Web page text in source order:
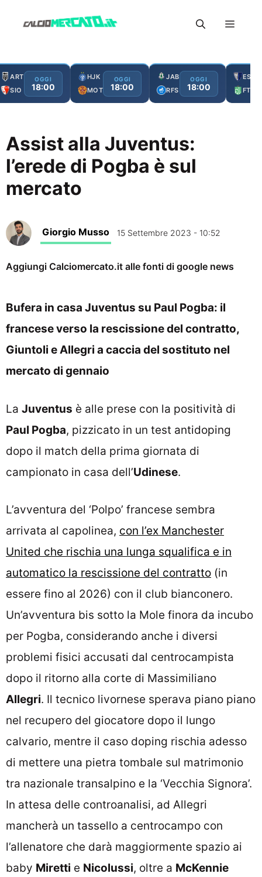
Menu
ART
SIO
OGGI
18:00
HJK
MOT
OGGI
18:00
JAB
RFS
OGGI
18:00
ESC
FTA
Assist alla Juventus:
l’erede di Pogba è sul
mercato
Giorgio Musso 15 Settembre 2023 - 10:52
Aggiungi Calciomercato.it alle fonti di google news
Bufera in casa Juventus su Paul Pogba: il
francese verso la rescissione del contratto,
Giuntoli e Allegri a caccia del sostituto nel
mercato di gennaio
La Juventus è alle prese con la positività di
Paul Pogba, pizzicato in un test antidoping
dopo il match della prima giornata di
campionato in casa dell’Udinese.
L’avventura del ‘Polpo’ francese sembra
arrivata al capolinea, con l’ex Manchester
United che rischia una lunga squalifica e in
automatico la rescissione del contratto (in
essere fino al 2026) con il club bianconero.
Un’avventura bis sotto la Mole finora da incubo
per Pogba, considerando anche i diversi
problemi fisici accusati dal centrocampista
dopo il ritorno alla corte di Massimiliano
Allegri. Il tecnico livornese sperava piano piano
nel recupero del giocatore dopo il lungo
calvario, mentre il caso doping rischia adesso
di mettere una pietra tombale sul matrimonio
tra nazionale transalpino e la ‘Vecchia Signora’.
In attesa delle controanalisi, ad Allegri
mancherà un tassello a centrocampo con
l’allenatore che darà maggiormente spazio ai
baby Miretti e Nicolussi, oltre a McKennie